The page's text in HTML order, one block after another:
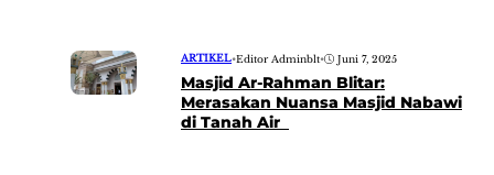
ARTIKEL•Editor Adminblt• Juni 7, 2025
Masjid Ar-Rahman Blitar:
Merasakan Nuansa Masjid Nabawi
di Tanah Air